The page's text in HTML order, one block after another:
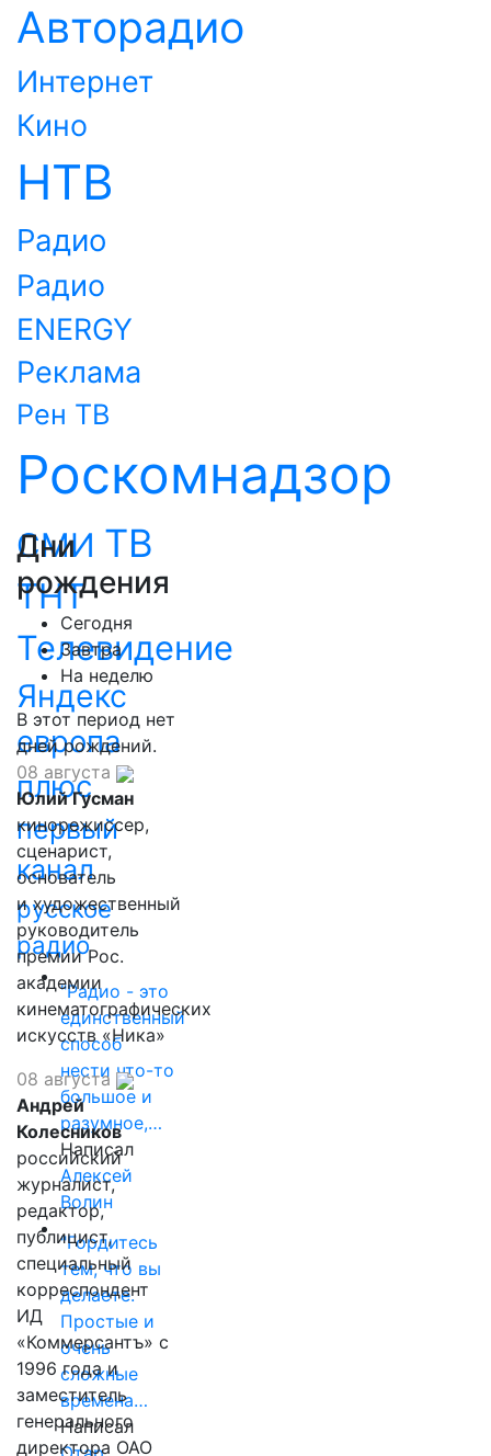
Авторадио
Интернет
Кино
НТВ
Радио
Радио
ENERGY
Реклама
Рен ТВ
Роскомнадзор
СМИ ТВ
ТНТ
Телевидение
Яндекс
европа
плюс
первый
канал
русское
радио
"Радио - это
единственный
способ
нести что-то
большое и
разумное,…
Написал
Алексей
Волин
"Гордитесь
тем, что вы
делаете.
Простые и
очень
сложные
времена…
Написал
Дни
рождения
Сегодня
Завтра
На неделю
В этот период нет
дней рождений.
08 августа
Юлий Гусман
кинорежиссер,
сценарист,
основатель
и художественный
руководитель
премии Рос.
академии
кинематографических
искусств «Ника»
08 августа
Андрей
Колесников
российский
журналист,
редактор,
публицист,
специальный
корреспондент
ИД
«Коммерсантъ» с
1996 года и
заместитель
генерального
директора ОАО